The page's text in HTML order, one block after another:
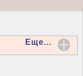
Еще...